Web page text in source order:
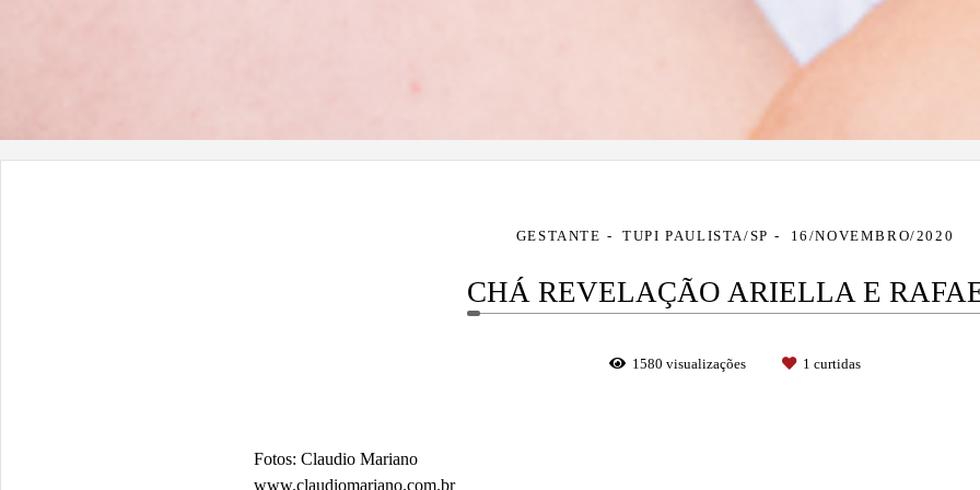
GESTANTE TUPI PAULISTA/SP 16/NOVEMBRO/2020
CHÁ REVELAÇÃO ARIELLA E
1580 visualizações 1 curtidas
Fotos: Claudio Mariano
www.claudiomariano.com.br